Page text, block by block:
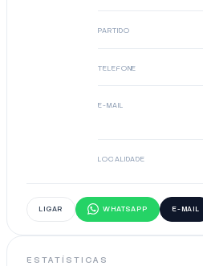
PARTIDO
TELEFONE
E-MAIL
LOCALIDADE
LIGAR WHATSAPP E-MAIL
ESTATÍSTICAS